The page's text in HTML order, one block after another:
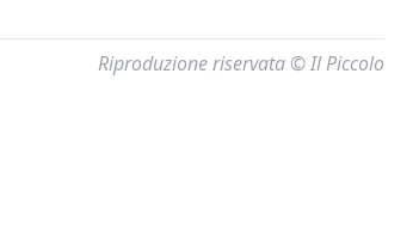
Riproduzione riservata © Il Piccolo